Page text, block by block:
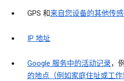
GPS 和来自您设备的其他传
IP 地址
Google 服务中的活动记录，
的地点（例如家庭住址或工作